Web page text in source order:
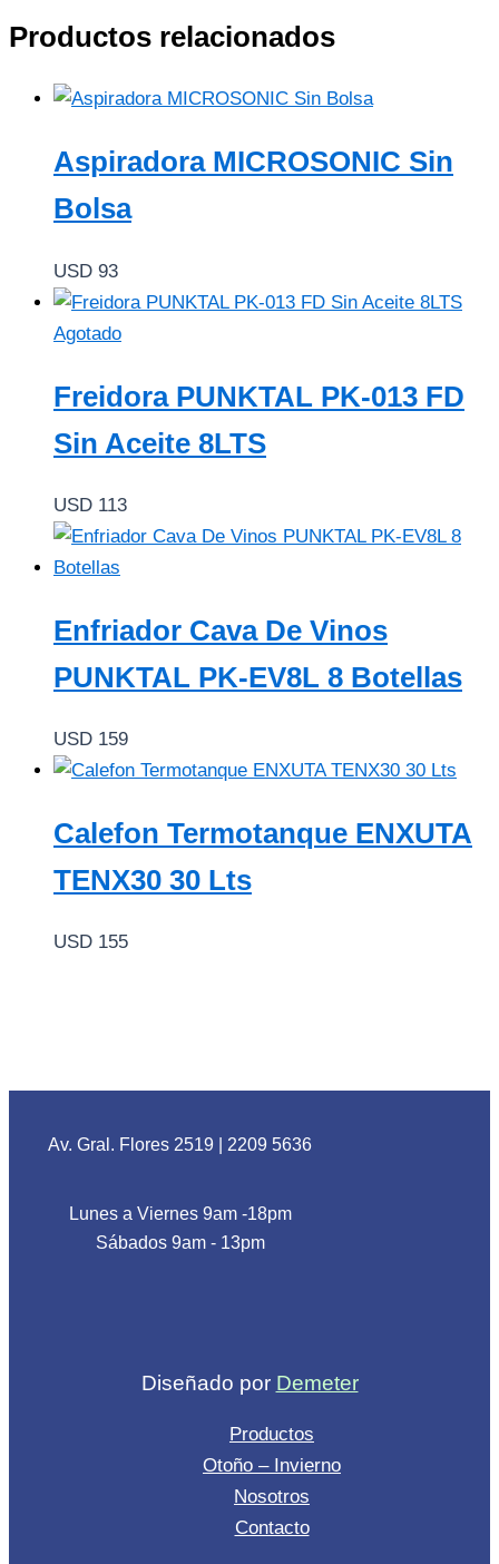
Productos relacionados
Aspiradora MICROSONIC Sin
Bolsa
USD 93
Agotado
Freidora PUNKTAL PK-013 FD
Sin Aceite 8LTS
USD 113
Enfriador Cava De Vinos
PUNKTAL PK-EV8L 8 Botellas
USD 159
Calefon Termotanque ENXUTA
TENX30 30 Lts
USD 155
Av. Gral. Flores 2519 2209 5636
Lunes a Viernes 9am -18pm
Sábados 9am - 13pm
Diseñado por Demeter
Productos
Otoño – Invierno
Nosotros
Contacto